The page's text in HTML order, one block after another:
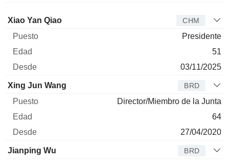
Administrador
Xiao Yan Qiao CHM
Presidente
51
03/11/2025
Xing Jun Wang BRD
Director/Miembro de la Junta
64
27/04/2020
Jianping Wu BRD